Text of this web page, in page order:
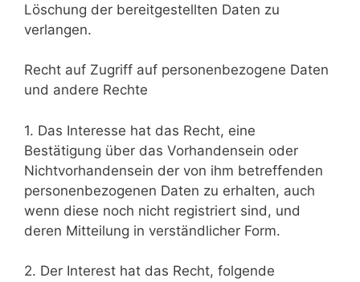
Löschung der bereitgestellten Daten zu
verlangen.
Recht auf Zugriff auf personenbezogene Daten
und andere Rechte
1. Das Interesse hat das Recht, eine
Bestätigung über das Vorhandensein oder
Nichtvorhandensein der von ihm betreffenden
personenbezogenen Daten zu erhalten, auch
wenn diese noch nicht registriert sind, und
deren Mitteilung in verständlicher Form.
2. Der Interest hat das Recht, folgende